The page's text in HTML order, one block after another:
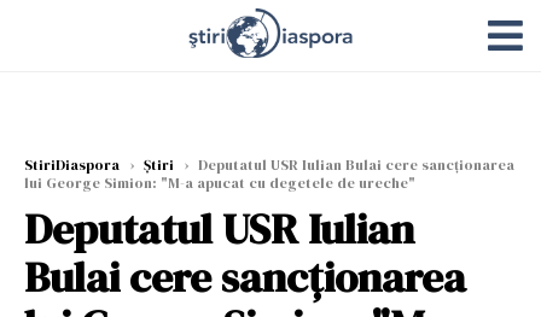
StiriDiaspora › Știri › Deputatul USR Iulian Bulai cere sancţionarea
lui George Simion: "M-a apucat cu degetele de ureche"
Deputatul USR Iulian
Bulai cere sancţionarea